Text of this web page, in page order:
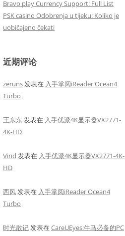
Bravo play Currency Support: Full List
PSK casino Odobrenja u tijeku: Koliko je
uobičajeno čekati
近期评论
zeruns发表在 入手掌阅iReader Ocean4
Turbo
王东东发表在 入手优派4K显示器VX2771-
4K-HD
Vind 发表在 入手优派4K显示器VX2771-4K-
HD
西风发表在 入手掌阅iReader Ocean4
Turbo
时光散记发表在CareUEyes:牛马必备的PC